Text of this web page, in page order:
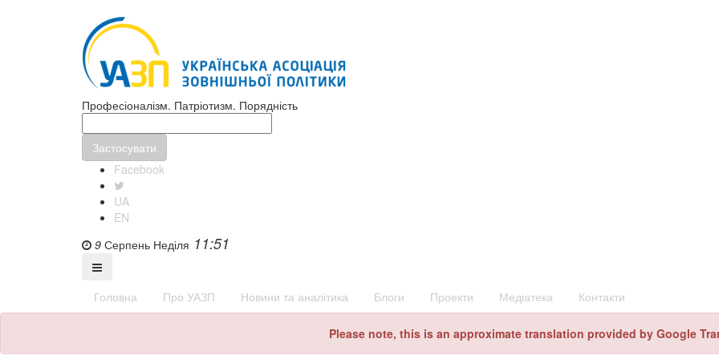
Професіоналізм. Патріотизм. Порядність
Facebook
UA
EN
9 Серпень Неділя 11:51
Головна Про УАЗП Новини та аналітика Блоги Проекти Медіатека Контакти
Please note, this is an approximate translation provided by Google